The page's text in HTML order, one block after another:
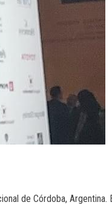
de Córdoba,